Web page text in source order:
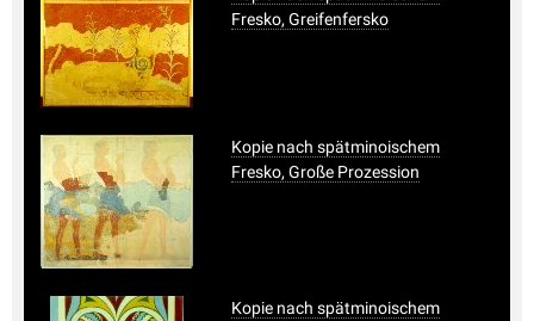
Fresko, Greifenfersko
Kopie nach spätminoischem
Fresko, Große Prozession
Kopie nach spätminoischem